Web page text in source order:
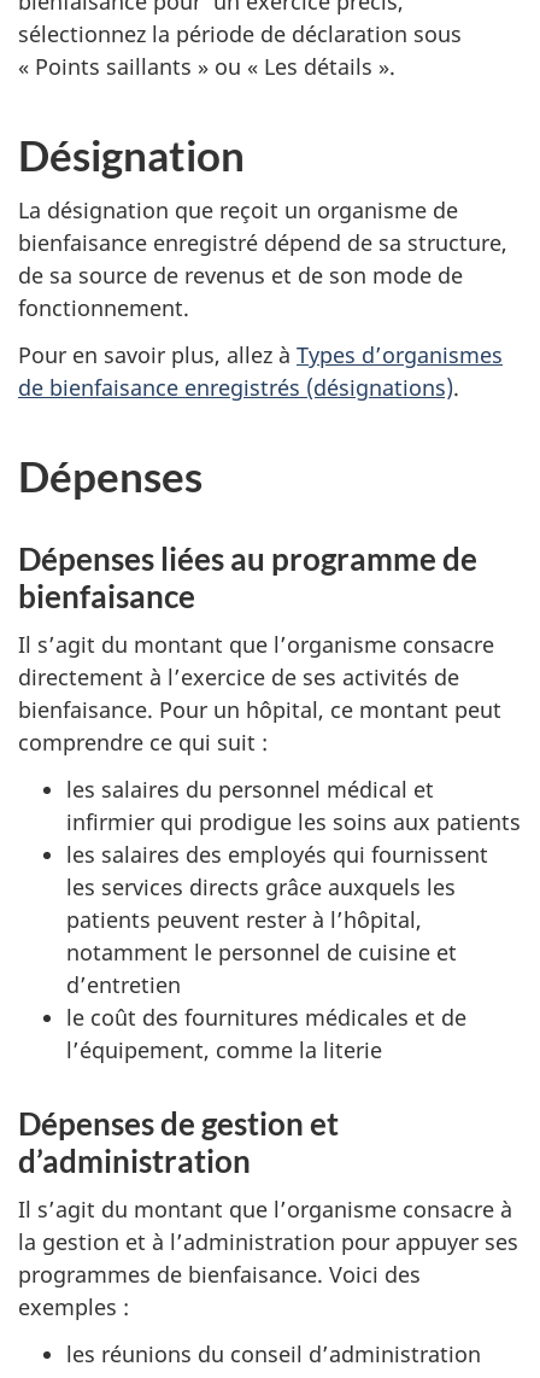
sélectionnez la période de déclaration sous
« Points saillants » ou « Les détails ».
Désignation
La désignation que reçoit un organisme de
bienfaisance enregistré dépend de sa structure,
de sa source de revenus et de son mode de
fonctionnement.
Pour en savoir plus, allez à Types d’organismes
de bienfaisance enregistrés (désignations).
Dépenses
Dépenses liées au programme de
bienfaisance
Il s’agit du montant que l’organisme consacre
directement à l’exercice de ses activités de
bienfaisance. Pour un hôpital, ce montant peut
comprendre ce qui suit :
les salaires du personnel médical et
infirmier qui prodigue les soins aux patients
les salaires des employés qui fournissent
les services directs grâce auxquels les
patients peuvent rester à l’hôpital,
notamment le personnel de cuisine et
d’entretien
le coût des fournitures médicales et de
l’équipement, comme la literie
Dépenses de gestion et
d’administration
Il s’agit du montant que l’organisme consacre à
la gestion et à l’administration pour appuyer ses
programmes de bienfaisance. Voici des
exemples :
les réunions du conseil d’administration